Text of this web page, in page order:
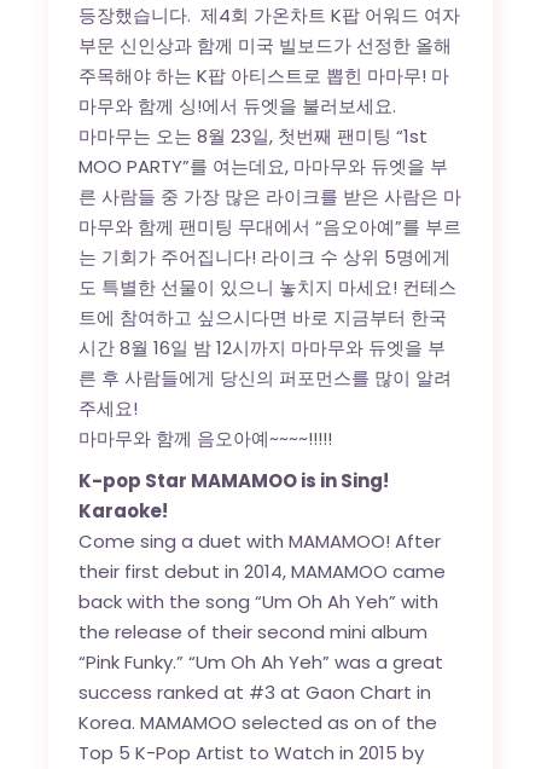
등장했습니다. 제4회 가온차트 K팝 어워드 여자
부문 신인상과 함께 미국 빌보드가 선정한 올해
주목해야 하는 K팝 아티스트로 뽑힌 마마무! 마
마무와 함께 싱!에서 듀엣을 불러보세요.
마마무는 오는 8월 23일, 첫번째 팬미팅 “1st
MOO PARTY”를 여는데요, 마마무와 듀엣을 부
른 사람들 중 가장 많은 라이크를 받은 사람은 마
마무와 함께 팬미팅 무대에서 “음오아예”를 부르
는 기회가 주어집니다! 라이크 수 상위 5명에게
도 특별한 선물이 있으니 놓치지 마세요! 컨테스
트에 참여하고 싶으시다면 바로 지금부터 한국
시간 8월 16일 밤 12시까지 마마무와 듀엣을 부
른 후 사람들에게 당신의 퍼포먼스를 많이 알려
주세요!
마마무와 함께 음오아예~~~~!!!!!
K-pop Star MAMAMOO is in Sing!
Karaoke!
Come sing a duet with MAMAMOO! After
their first debut in 2014, MAMAMOO came
back with the song “Um Oh Ah Yeh” with
the release of their second mini album
“Pink Funky.” “Um Oh Ah Yeh” was a great
success ranked at #3 at Gaon Chart in
Korea. MAMAMOO selected as on of the
Top 5 K-Pop Artist to Watch in 2015 by